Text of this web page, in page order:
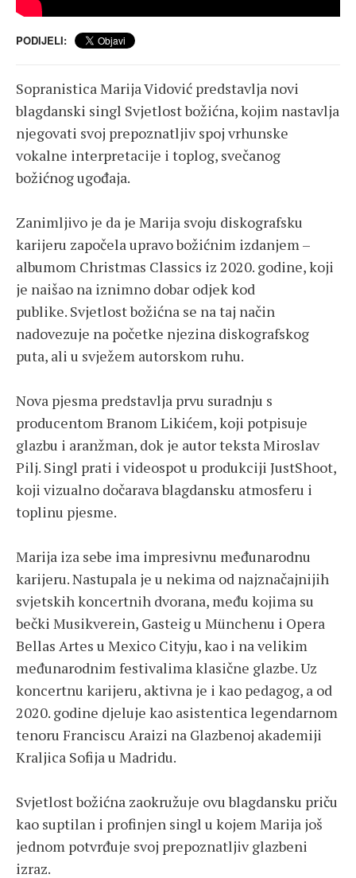
PODIJELI:
Sopranistica Marija Vidović predstavlja novi
blagdanski singl Svjetlost božićna, kojim nastavlja
njegovati svoj prepoznatljiv spoj vrhunske
vokalne interpretacije i toplog, svečanog
božićnog ugođaja.
Zanimljivo je da je Marija svoju diskografsku
karijeru započela upravo božićnim izdanjem –
albumom Christmas Classics iz 2020. godine, koji
je naišao na iznimno dobar odjek kod
publike. Svjetlost božićna se na taj način
nadovezuje na početke njezina diskografskog
puta, ali u svježem autorskom ruhu.
Nova pjesma predstavlja prvu suradnju s
producentom Branom Likićem, koji potpisuje
glazbu i aranžman, dok je autor teksta Miroslav
Pilj. Singl prati i videospot u produkciji JustShoot,
koji vizualno dočarava blagdansku atmosferu i
toplinu pjesme.
Marija iza sebe ima impresivnu međunarodnu
karijeru. Nastupala je u nekima od najznačajnijih
svjetskih koncertnih dvorana, među kojima su
bečki Musikverein, Gasteig u Münchenu i Opera
Bellas Artes u Mexico Cityju, kao i na velikim
međunarodnim festivalima klasične glazbe. Uz
koncertnu karijeru, aktivna je i kao pedagog, a od
2020. godine djeluje kao asistentica legendarnom
tenoru Franciscu Araizi na Glazbenoj akademiji
Kraljica Sofija u Madridu.
Svjetlost božićna zaokružuje ovu blagdansku priču
kao suptilan i profinjen singl u kojem Marija još
jednom potvrđuje svoj prepoznatljiv glazbeni
izraz.